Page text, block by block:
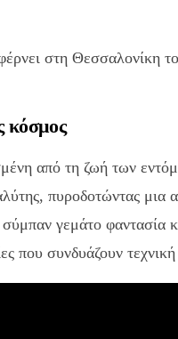
στη Θεσσαλονίκη
κόσμος
από τη ζωή των
πυροδοτώντας
γεμάτο
που συνδυάζουν τεχνική